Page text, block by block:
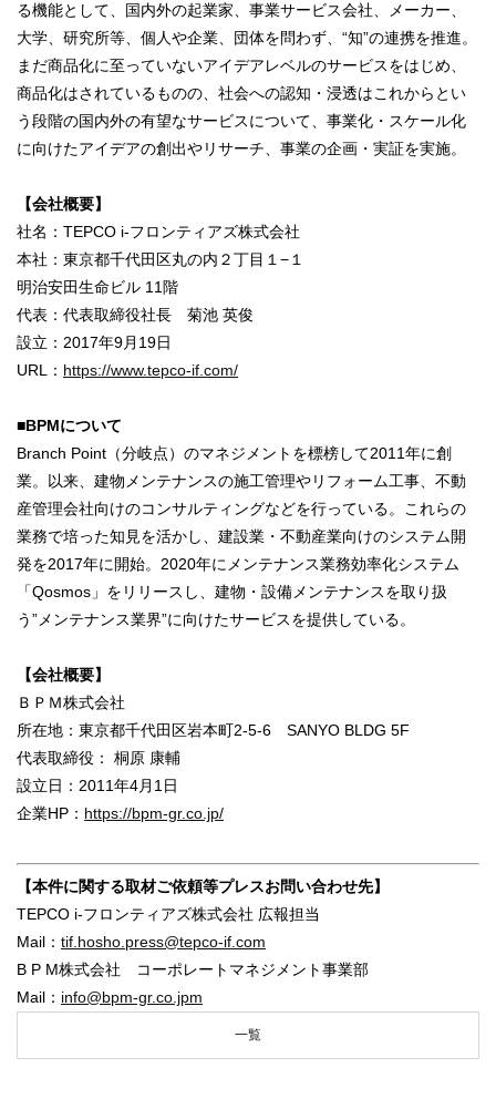
る機能として、国内外の起業家、事業サービス会社、メーカー、
大学、研究所等、個人や企業、団体を問わず、“知”の連携を推進。
まだ商品化に至っていないアイデアレベルのサービスをはじめ、
商品化はされているものの、社会への認知・浸透はこれからとい
う段階の国内外の有望なサービスについて、事業化・スケール化
に向けたアイデアの創出やリサーチ、事業の企画・実証を実施。
【会社概要】
社名：TEPCO i-フロンティアズ株式会社
本社：東京都千代田区丸の内２丁目１−１
明治安田生命ビル 11階
代表：代表取締役社長 菊池 英俊
設立：2017年9月19日
URL： https://www.tepco-if.com/
■BPMについて
Branch Point（分岐点）のマネジメントを標榜して2011年に創
業。以来、建物メンテナンスの施工管理やリフォーム工事、不動
産管理会社向けのコンサルティングなどを行っている。これらの
業務で培った知見を活かし、建設業・不動産業向けのシステム開
発を2017年に開始。2020年にメンテナンス業務効率化システム
「Qosmos」をリリースし、建物・設備メンテナンスを取り扱
う”メンテナンス業界”に向けたサービスを提供している。
【会社概要】
ＢＰＭ株式会社
所在地：東京都千代田区岩本町2-5-6 SANYO BLDG 5F
代表取締役： 桐原 康輔
設立日：2011年4月1日
企業HP： https://bpm-gr.co.jp/
【本件に関する取材ご依頼等プレスお問い合わせ先】
TEPCO i-フロンティアズ株式会社 広報担当
Mail： tif.hosho.press@tepco-if.com
B P M株式会社 コーポレートマネジメント事業部
Mail： info@bpm-gr.co.jpm
一覧